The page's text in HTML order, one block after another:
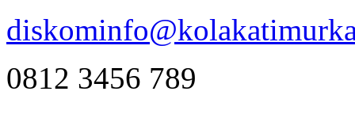
0812 3456 789